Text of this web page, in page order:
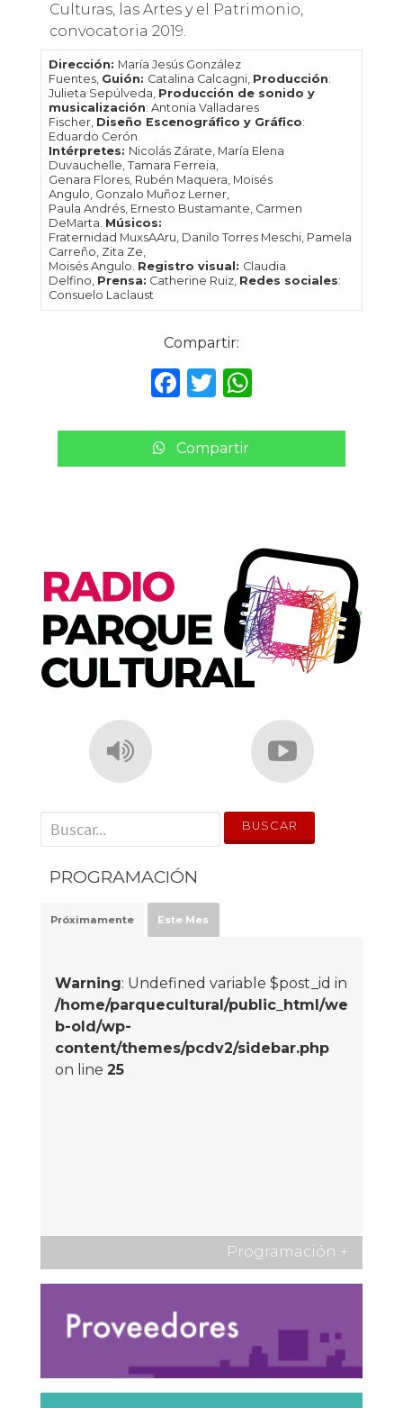
Culturas, las Artes y el Patrimonio,
convocatoria 2019.
Dirección: María Jesús González
Fuentes, Guión: Catalina Calcagni, Producción:
Julieta Sepúlveda, Producción de sonido y
musicalización: Antonia Valladares
Fischer, Diseño Escenográfico y Gráfico:
Eduardo Cerón.
Intérpretes: Nicolás Zárate, María Elena
Duvauchelle, Tamara Ferreia,
Genara Flores, Rubén Maquera, Moisés
Angulo, Gonzalo Muñoz Lerner,
Paula Andrés, Ernesto Bustamante, Carmen
DeMarta. Músicos:
Fraternidad MuxsAAru, Danilo Torres Meschi, Pamela
Carreño, Zita Ze,
Moisés Angulo. Registro visual: Claudia
Delfino, Prensa: Catherine Ruiz, Redes sociales:
Consuelo Laclaust
Compartir:
F
c
e
T
it
te
W
a
ts
p
Compartir
' . __('Search for:') . '
PROGRAMACIÓN
Próximamente Este Mes
Warning: Undefined variable $post_id in
/home/parquecultural/public_html/we
b-old/wp-
content/themes/pcdv2/sidebar.php
on line 25
Programación +